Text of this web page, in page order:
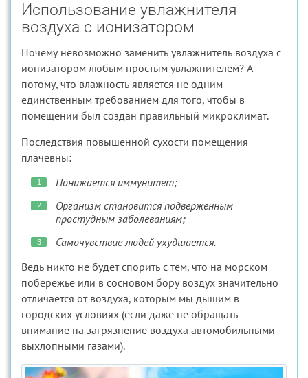
Использование увлажнителя
воздуха с ионизатором
Почему невозможно заменить увлажнитель воздуха с
ионизатором любым простым увлажнителем? А
потому, что влажность является не одним
единственным требованием для того, чтобы в
помещении был создан правильный микроклимат.
Последствия повышенной сухости помещения
плачевны:
Понижается иммунитет;
Организм становится подверженным
простудным заболеваниям;
Самочувствие людей ухудшается.
Ведь никто не будет спорить с тем, что на морском
побережье или в сосновом бору воздух значительно
отличается от воздуха, которым мы дышим в
городских условиях (если даже не обращать
внимание на загрязнение воздуха автомобильными
выхлопными газами).